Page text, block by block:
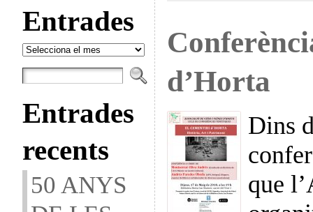
Entrades
Entrades
Entrades
recents
50 ANYS
d’Horta
Dins
que